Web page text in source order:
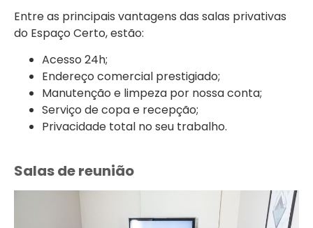
Entre as principais vantagens das salas privativas
do Espaço Certo, estão:
Acesso 24h;
Endereço comercial prestigiado;
Manutenção e limpeza por nossa conta;
Serviço de copa e recepção;
Privacidade total no seu trabalho.
Salas de reunião